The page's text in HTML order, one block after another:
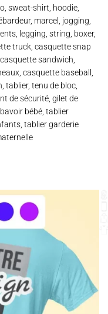
sweat-shirt, hoodie,
marcel, jogging,
legging, string, boxer,
truck, casquette snap
sandwich,
casquette baseball,
tablier, tenu de bloc,
de sécurité, gilet de
bébé, tablier
tablier garderie